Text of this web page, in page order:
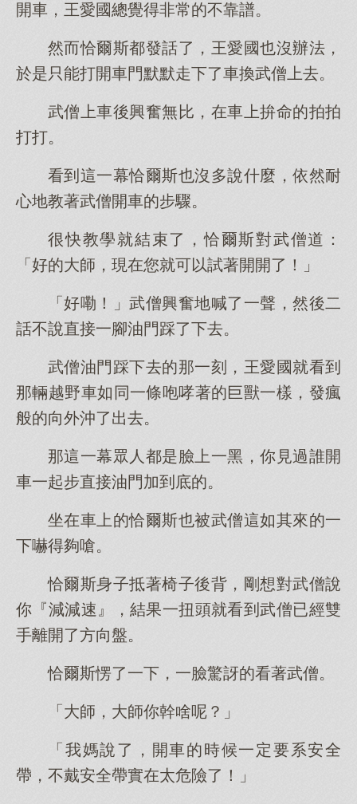
開車，王愛國總覺得非常的不靠譜。
然而恰爾斯都發話了，王愛國也沒辦法，
於是只能打開車門默默走下了車換武僧上去。
武僧上車後興奮無比，在車上拚命的拍拍
打打。
看到這一幕恰爾斯也沒多說什麼，依然耐
心地教著武僧開車的步驟。
很快教學就結束了，恰爾斯對武僧道：
「好的大師，現在您就可以試著開開了！」
「好嘞！」武僧興奮地喊了一聲，然後二
話不說直接一腳油門踩了下去。
武僧油門踩下去的那一刻，王愛國就看到
那輛越野車如同一條咆哮著的巨獸一樣，發瘋
般的向外沖了出去。
那這一幕眾人都是臉上一黑，你見過誰開
車一起步直接油門加到底的。
坐在車上的恰爾斯也被武僧這如其來的一
下嚇得夠嗆。
恰爾斯身子抵著椅子後背，剛想對武僧說
你『減減速』，結果一扭頭就看到武僧已經雙
手離開了方向盤。
恰爾斯愣了一下，一臉驚訝的看著武僧。
「大師，大師你幹啥呢？」
「我媽說了，開車的時候一定要系安全
帶，不戴安全帶實在太危險了！」